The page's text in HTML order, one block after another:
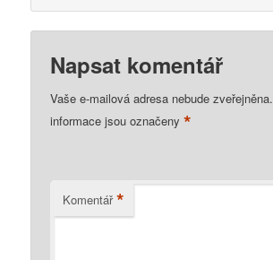
Napsat komentář
Vaše e-mailová adresa nebude zveřejněna.
informace jsou označeny*
Komentář *